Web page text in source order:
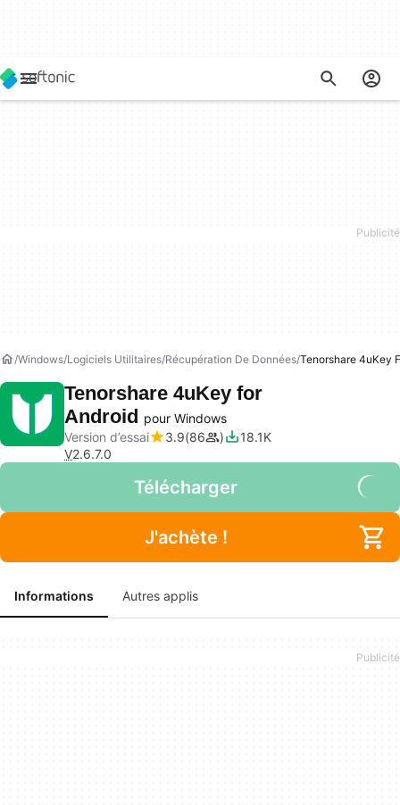
Windows Logiciels Utilitaires Récupération De Données Tenorshare 4uKey
Tenorshare 4uKey for
Android pour Windows
Version d’essai
3.9 86
18.1K
V2.6.7.0
Télécharger
J'achète !
Informations Autres applis